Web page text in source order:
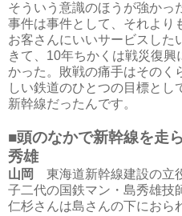
そういう意識のほうが強かっ
事件は事件として、それより
お客さんにいいサービスした
きて、10年ちかくは戦災復
かった。敗戦の痛手はそのく
しい鉄道のひとつの目標とし
新幹線だったんです。
■頭のなかで新幹線を走
秀雄
山岡
東海道新幹線建設の立
子二代の国鉄マン・島秀雄技
仁杉さんは島さんの下におら